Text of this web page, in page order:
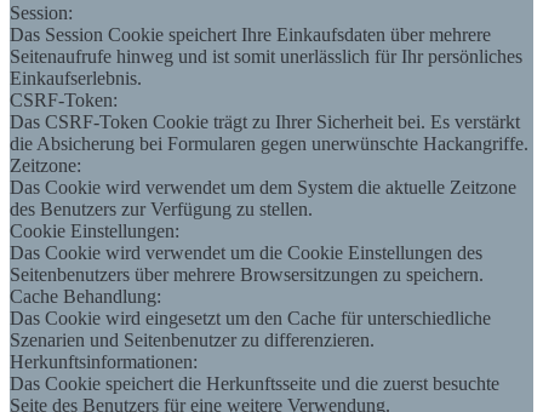
Session:
Das Session Cookie speichert Ihre Einkaufsdaten über mehrere
Seitenaufrufe hinweg und ist somit unerlässlich für Ihr persönliches
Einkaufserlebnis.
CSRF-Token:
Das CSRF-Token Cookie trägt zu Ihrer Sicherheit bei. Es verstärkt
die Absicherung bei Formularen gegen unerwünschte Hackangriffe.
Zeitzone:
Das Cookie wird verwendet um dem System die aktuelle Zeitzone
des Benutzers zur Verfügung zu stellen.
Cookie Einstellungen:
Das Cookie wird verwendet um die Cookie Einstellungen des
Seitenbenutzers über mehrere Browsersitzungen zu speichern.
Cache Behandlung:
Das Cookie wird eingesetzt um den Cache für unterschiedliche
Szenarien und Seitenbenutzer zu differenzieren.
Herkunftsinformationen:
Das Cookie speichert die Herkunftsseite und die zuerst besuchte
Seite des Benutzers für eine weitere Verwendung.